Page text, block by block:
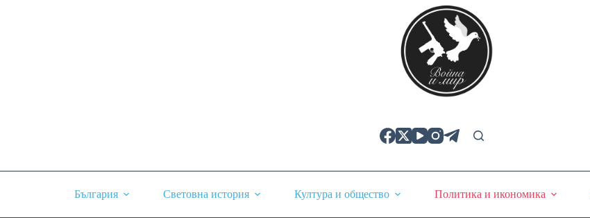
България Световна история Култура и общество Политика и икономика